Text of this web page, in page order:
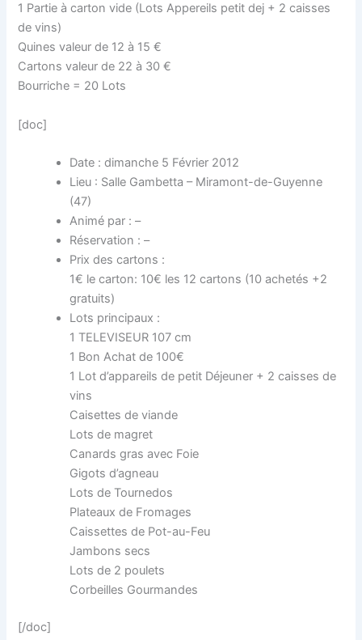
1 Partie à carton vide (Lots Appereils petit dej + 2 caisses
de vins)
Quines valeur de 12 à 15 €
Cartons valeur de 22 à 30 €
Bourriche = 20 Lots
[doc]
Date : dimanche 5 Février 2012
Lieu : Salle Gambetta – Miramont-de-Guyenne
(47)
Animé par : –
Réservation : –
Prix des cartons :
1€ le carton: 10€ les 12 cartons (10 achetés +2
gratuits)
Lots principaux :
1 TELEVISEUR 107 cm
1 Bon Achat de 100€
1 Lot d’appareils de petit Déjeuner + 2 caisses de
vins
Caisettes de viande
Lots de magret
Canards gras avec Foie
Gigots d’agneau
Lots de Tournedos
Plateaux de Fromages
Caissettes de Pot-au-Feu
Jambons secs
Lots de 2 poulets
Corbeilles Gourmandes
[/doc]